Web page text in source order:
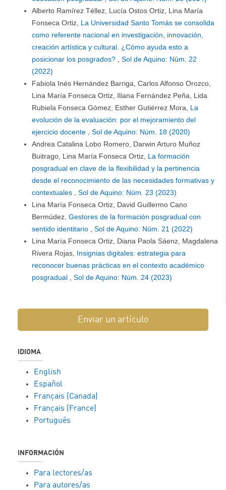
Alberto Ramírez Téllez, Lucía Ostos Ortiz, Lina María
Fonseca Ortiz, La Universidad Santo Tomás se consolida
como referente nacional en investigación, innovación,
creación artística y cultural. ¿Cómo ayuda esto a
posicionar los posgrados?
Sol de Aquino: Núm. 22
(2022)
Fabiola Inés Hernández Barriga, Carlos Alfonso Orozco,
Lina María Fonseca Ortiz, Iliana Fernández Peña, Lida
Rubiela Fonseca Gómez, Esther Gutiérrez Mora, La
evolución de la evaluación: por el mejoramiento del
ejercicio docente
Sol de Aquino: Núm. 18 (2020)
Andrea Catalina Lobo Romero, Darwin Arturo Muñoz
Buitrago, Lina María Fonseca Ortiz, La formación
posgradual en clave de la flexibilidad y la pertinencia
desde el reconocimiento de las necesidades formativas y
contextuales
Sol de Aquino: Núm. 23 (2023)
Lina María Fonseca Ortiz, David Guillermo Cano
Bermúdez, Gestores de la formación posgradual con
sentido identitario
Sol de Aquino: Núm. 21 (2022)
Lina María Fonseca Ortiz, Diana Paola Sáenz, Magdalena
Rivera Rojas, Insignias digitales: estrategia para
reconocer buenas prácticas en el contexto académico
posgradual
Sol de Aquino: Núm. 24 (2023)
Enviar un artículo
IDIOMA
English
Español
Français (Canada)
Français (France)
Português
INFORMACIÓN
Para lectores/as
Para autores/as